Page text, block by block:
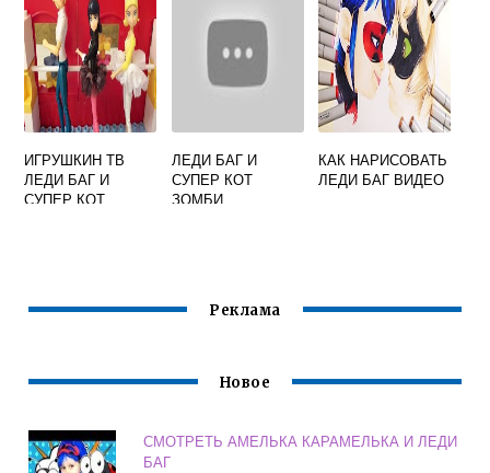
ИГРУШКИН ТВ
ЛЕДИ БАГ И
СУПЕР КОТ
ЛЕДИ БАГ И
СУПЕР КОТ
ЗОМБИ
КАК НАРИСОВАТЬ
ЛЕДИ БАГ ВИДЕО
Реклама
Новое
СМОТРЕТЬ АМЕЛЬКА КАРАМЕЛЬКА И ЛЕДИ
БАГ